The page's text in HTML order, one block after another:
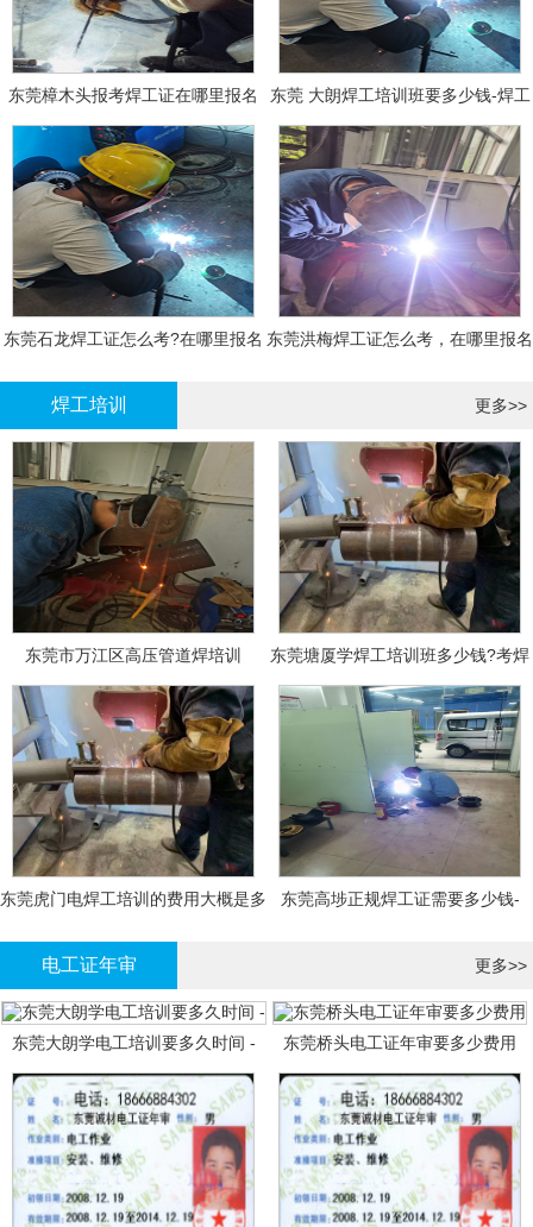
东莞樟木头报考焊工证在哪里报名
东莞 大朗焊工培训班要多少钱-焊工
报名
东莞石龙焊工证怎么考?在哪里报名 东莞洪梅焊工证怎么考，在哪里报名
焊工培训 更多>>
东莞市万江区高压管道焊培训
东莞塘厦学焊工培训班多少钱?考焊
工证大概多少钱?
东莞虎门电焊工培训的费用大概是多
东莞高埗正规焊工证需要多少钱-
电工证年审 更多>>
东莞大朗学电工培训要多久时间 - 东莞桥头电工证年审要多少费用